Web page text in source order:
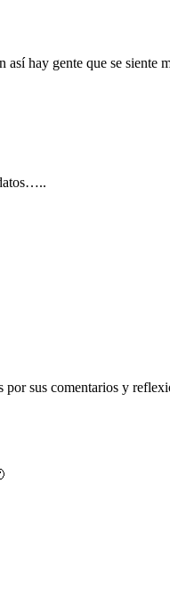
hay gente que se siente
sus comentarios y